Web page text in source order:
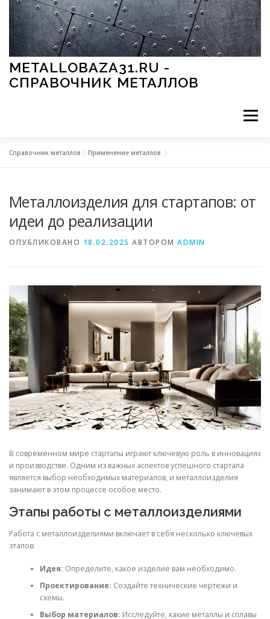
Перейти к содержимому
METALLOBAZA31.RU -
СПРАВОЧНИК МЕТАЛЛОВ
Меню
МЕТАЛЛЫ И ОКРУЖАЮЩАЯ СРЕДА
СВОЙСТВА МЕТАЛЛОВ СОРТА МЕТАЛЛОВ
СТАТЬИ
Справочник металлов »Применение металлов
Металлоизделия для стартапов: от
идеи до реализации
ОПУБЛИКОВАНО 18.02.2025 АВТОРОМ ADMIN
В современном мире стартапы играют ключевую роль в инновациях
и производстве. Одним из важных аспектов успешного стартапа
является выбор необходимых материалов, и металлоизделия
занимают в этом процессе особое место.
Этапы работы с металлоизделиями
Работа с металлоизделиями включает в себя несколько ключевых
этапов:
Идея: Определите, какое изделие вам необходимо.
Проектирование: Создайте технические чертежи и
схемы.
Выбор материалов: Исследуйте, какие металлы и сплавы